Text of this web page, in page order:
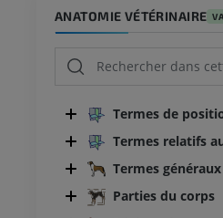
ANATOMIE VÉTÉRINAIRE VA
Termes de
Termes relatifs
Termes généraux
Parties du corps